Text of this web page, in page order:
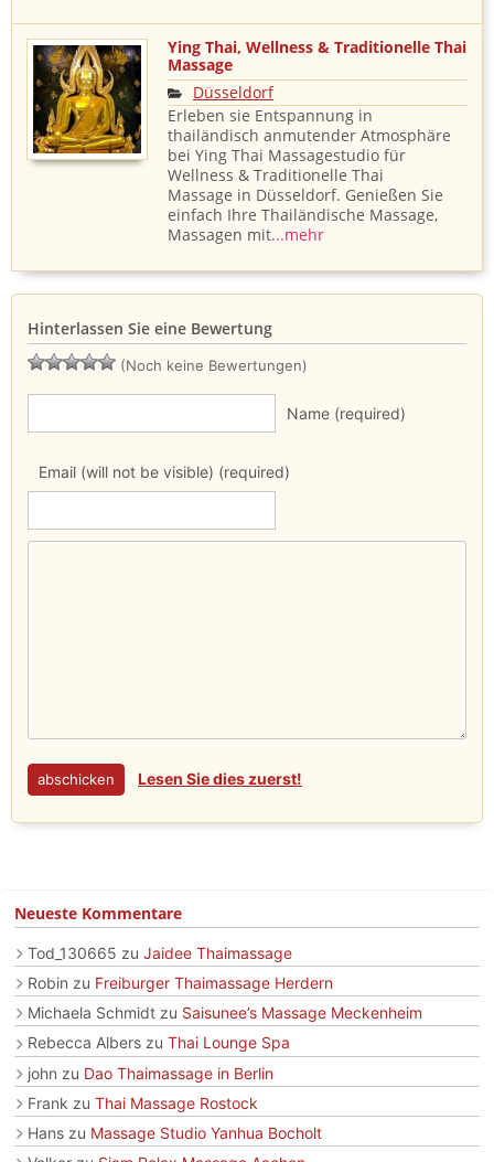
Ying Thai, Wellness & Traditionelle Thai
Massage
Düsseldorf
Erleben sie Entspannung in
thailändisch anmutender Atmosphäre
bei Ying Thai Massagestudio für
Wellness & Traditionelle Thai
Massage in Düsseldorf. Genießen Sie
einfach Ihre Thailändische Massage,
Massagen mit...mehr
Hinterlassen Sie eine Bewertung
(Noch keine Bewertungen)
Name (required)
Email (will not be visible) (required)
Lesen Sie dies zuerst!
Neueste Kommentare
Tod_130665 zu Jaidee Thaimassage
Robin zu Freiburger Thaimassage Herdern
Michaela Schmidt zu Saisunee’s Massage Meckenheim
Rebecca Albers zu Thai Lounge Spa
john zu Dao Thaimassage in Berlin
Frank zu Thai Massage Rostock
Hans zu Massage Studio Yanhua Bocholt